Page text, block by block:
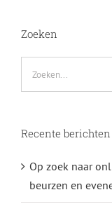
Zoeken
Recente berichten
Op zoek naar
beurzen en